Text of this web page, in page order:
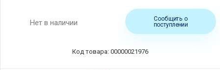
Нет в наличии
Сообщить о
поступлении
Код товара: 00000021976